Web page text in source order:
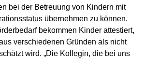
bei der Betreuung von Kindern mit
übernehmen zu können.
bekommen Kinder attestiert,
verschiedenen Gründen als nicht
wird. „Die Kollegin, die bei uns